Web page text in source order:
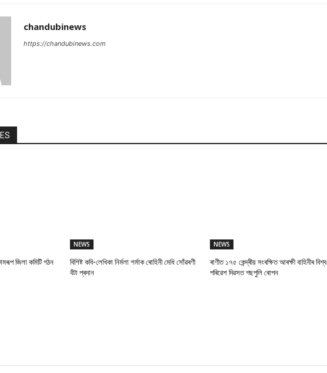
chandubinews
https://chandubinews.com
জিলা কমিটি গঠন
NEWS
বিশিষ্ট কবি-লেখিকা নিৰ্মলা শৰ্মাক ৰোহিনী মেধি সোঁৱৰণী
বঁটা প্ৰদান
NEWS
ৰাণীত ১৭৫ কেন্দ্ৰীয় সংৰক্ষিত আৰক্ষী বাহিনীৰ বিশ্ব
পৰিৱেশ দিৱসত গছপুলি ৰোপন